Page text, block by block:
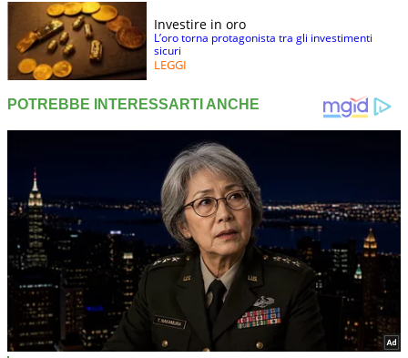
Investire in oro
L’oro torna protagonista tra gli investimenti
sicuri
LEGGI